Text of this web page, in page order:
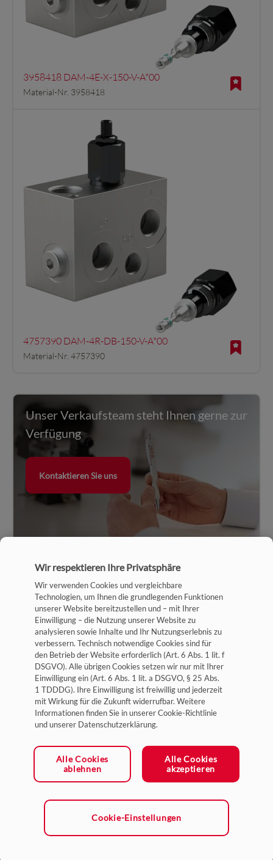
3958418 DAM-4E-X-150-V-A*00
Material-Nr. 3958418
4757390 DAM-4R-DB-150-V-A*00
Material-Nr. 4757390
Unser Verkaufsteam steht Ihnen gerne zur
Verfügung
Kontaktieren Sie uns
Impressum
Datenschutz
Allgemeine Geschäftsbedingungen
Cookie-Einstellungen
Ein Unternehmen der HYDAC Gruppe
Wir respektieren Ihre Privatsphäre
Wir verwenden Cookies und vergleichbare
Technologien, um Ihnen die grundlegenden Funktionen
unserer Website bereitzustellen und – mit Ihrer
Einwilligung – die Nutzung unserer Website zu
analysieren sowie Inhalte und Ihr Nutzungserlebnis zu
verbessern. Technisch notwendige Cookies sind für
den Betrieb der Website erforderlich (Art. 6 Abs. 1 lit. f
DSGVO). Alle übrigen Cookies setzen wir nur mit Ihrer
Einwilligung ein (Art. 6 Abs. 1 lit. a DSGVO, § 25 Abs.
1 TDDDG). Ihre Einwilligung ist freiwillig und jederzeit
mit Wirkung für die Zukunft widerrufbar. Weitere
Informationen finden Sie in unserer Cookie-Richtlinie
und unserer Datenschutzerklärung.
Alle Cookies
akzeptieren
Alle Cookies
ablehnen
Cookie-Einstellungen